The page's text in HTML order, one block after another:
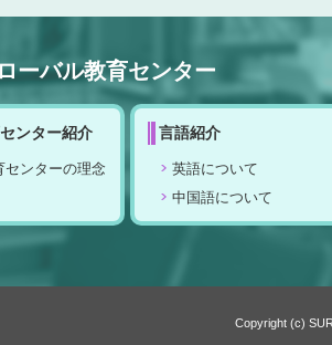
ーバル教育センター
ンター紹介
センターの理念
言語紹介
英語について
中国語について
Copyright (c)